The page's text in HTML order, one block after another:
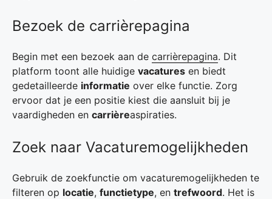
Bezoek de carrièrepagina
Begin met een bezoek aan de carrièrepagina. Dit
platform toont alle huidige vacatures en biedt
gedetailleerde informatie over elke functie. Zorg
ervoor dat je een positie kiest die aansluit bij je
vaardigheden en carrièreaspiraties.
Zoek naar Vacaturemogelijkheden
Gebruik de zoekfunctie om vacaturemogelijkheden te
filteren op locatie, functietype, en trefwoord. Het is